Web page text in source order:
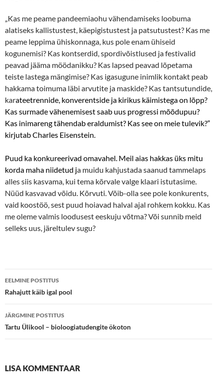
„Kas me peame pandeemiaohu vähendamiseks loobuma
alatiseks kallistustest, käepigistustest ja patsutustest? Kas me
peame leppima ühiskonnaga, kus pole enam ühiseid
kogunemisi? Kas kontserdid, spordivõistlused ja festivalid
peavad jääma möödanikku? Kas lapsed peavad lõpetama
teiste lastega mängimise? Kas igasugune inimlik kontakt peab
hakkama toimuma läbi arvutite ja maskide? Kas tantsutundide,
karateetrennide, konverentside ja kirikus käimistega on lõpp?
Kas surmade vähenemisest saab uus progressi mõõdupuu?
Kas inimareng tähendab eraldumist? Kas see on meie tulevik?”
kirjutab Charles Eisenstein.
Puud ka konkureerivad omavahel. Meil aias hakkas üks mitu
korda maha niidetud ja muidu kahjustada saanud tammelaps
alles siis kasvama, kui tema kõrvale valge klaari istutasime.
Nüüd kasvavad võidu. Kõrvuti. Võib-olla see pole konkurents,
vaid koostöö, sest puud hoiavad halval ajal rohkem kokku. Kas
me oleme valmis loodusest eeskuju võtma? Või sunnib meid
selleks uus, järeltulev sugu?
Postituste
töölaud
EELMINE POSTITUS
Rahajutt käib igal pool
JÄRGMINE POSTITUS
Tartu Ülikool – bioloogiatudengite ökoton
LISA KOMMENTAAR